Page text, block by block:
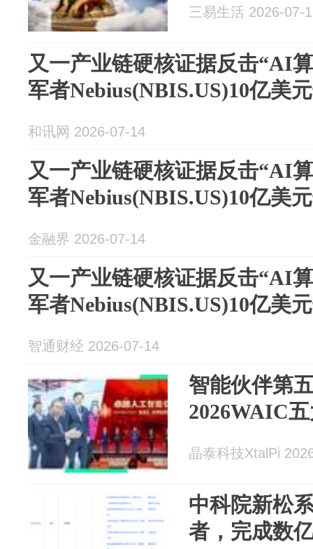
三易生活 2026-07-
又一产业链硬核证据反击“AI
军者Nebius(NBIS.US)10亿美
和讯网 2026-07-14
又一产业链硬核证据反击“AI
军者Nebius(NBIS.US)10亿美
金融界 2026-07-14
又一产业链硬核证据反击“AI
军者Nebius(NBIS.US)10亿美
智通财经 2026-07-14
智能伙伴第
2026WAIC
晶泰科技XtalPi
中科院新松
者，完成数